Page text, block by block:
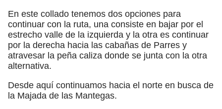
En este collado tenemos dos opciones para
continuar con la ruta, una consiste en bajar por el
estrecho valle de la izquierda y la otra es continuar
por la derecha hacia las cabañas de Parres y
atravesar la peña caliza donde se junta con la otra
alternativa.
Desde aquí continuamos hacia el norte en busca de
la Majada de las Mantegas.